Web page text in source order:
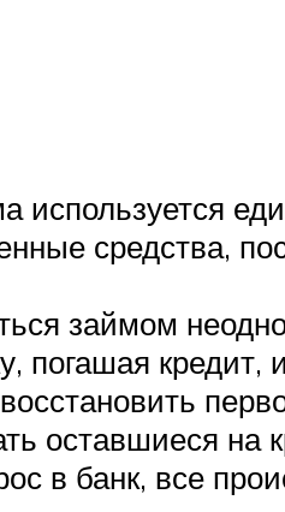
используется
средства,
займом
погашая кредит,
оставшиеся на
в банк, все